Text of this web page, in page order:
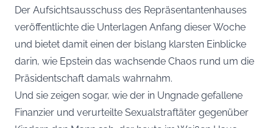
Der Aufsichtsausschuss des Repräsentantenhauses
veröffentlichte die Unterlagen Anfang dieser Woche
und bietet damit einen der bislang klarsten Einblicke
darin, wie Epstein das wachsende Chaos rund um die
Präsidentschaft damals wahrnahm.
Und sie zeigen sogar, wie der in Ungnade gefallene
Finanzier und verurteilte Sexualstraftäter gegenüber